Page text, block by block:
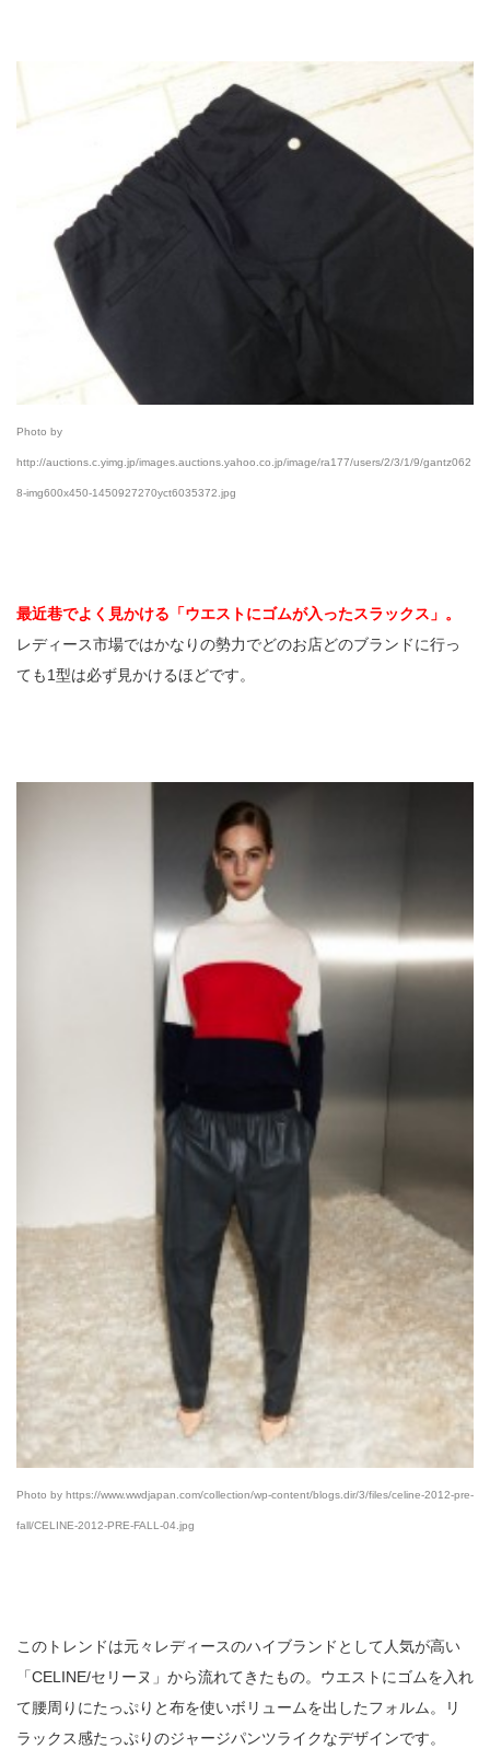
Photo by
http://auctions.c.yimg.jp/images.auctions.yahoo.co.jp/image/ra177/users/2/3/1/9/gantz062
8-img600x450-1450927270yct6035372.jpg
最近巷でよく見かける「ウエストにゴムが入ったスラックス」。
レディース市場ではかなりの勢力でどのお店どのブランドに行っ
ても1型は必ず見かけるほどです。
Photo by https://www.wwdjapan.com/collection/wp-content/blogs.dir/3/files/celine-2012-pre-
fall/CELINE-2012-PRE-FALL-04.jpg
このトレンドは元々レディースのハイブランドとして人気が高い
「CELINE/セリーヌ」から流れてきたもの。ウエストにゴムを入れ
て腰周りにたっぷりと布を使いボリュームを出したフォルム。リ
ラックス感たっぷりのジャージパンツライクなデザインです。